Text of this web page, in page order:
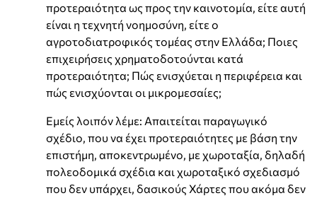
προτεραιότητα ως προς την καινοτομία, είτε αυτή
είναι η τεχνητή νοημοσύνη, είτε ο
αγροτοδιατροφικός τομέας στην Ελλάδα; Ποιες
επιχειρήσεις χρηματοδοτούνται κατά
προτεραιότητα; Πώς ενισχύεται η περιφέρεια και
πώς ενισχύονται οι μικρομεσαίες;
Εμείς λοιπόν λέμε: Απαιτείται παραγωγικό
σχέδιο, που να έχει προτεραιότητες με βάση την
επιστήμη, αποκεντρωμένο, με χωροταξία, δηλαδή
πολεοδομικά σχέδια και χωροταξικό σχεδιασμό
που δεν υπάρχει, δασικούς Χάρτες που ακόμα δεν